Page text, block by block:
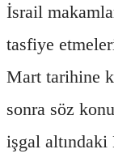
İsrail
tasfiye
Mart tarihine
sonra söz
işgal